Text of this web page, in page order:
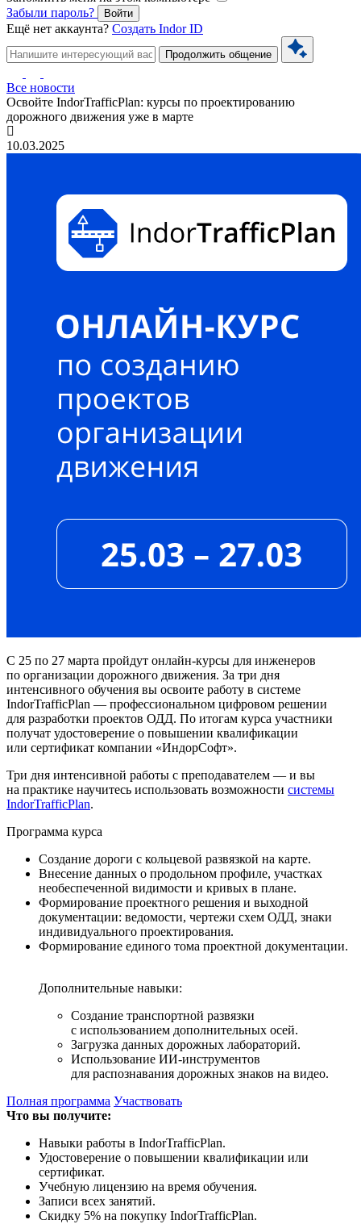
Забыли пароль?
Войти
Ещё нет аккаунта? Создать Indor ID
Продолжить общение
Все новости
Освойте IndorTrafficPlan: курсы по проектированию
дорожного движения уже в марте
10.03.2025
С 25 по 27 марта пройдут онлайн-курсы для инженеров
по организации дорожного движения. За три дня
интенсивного обучения вы освоите работу в системе
IndorTrafficPlan — профессиональном цифровом решении
для разработки проектов ОДД. По итогам курса участники
получат удостоверение о повышении квалификации
или сертификат компании «ИндорСофт».
Три дня интенсивной работы с преподавателем — и вы
на практике научитесь использовать возможности системы
IndorTrafficPlan.
Программа курса
Создание дороги с кольцевой развязкой на карте.
Внесение данных о продольном профиле, участках
необеспеченной видимости и кривых в плане.
Формирование проектного решения и выходной
документации: ведомости, чертежи схем ОДД, знаки
индивидуального проектирования.
Формирование единого тома проектной документации.
Дополнительные навыки:
Создание транспортной развязки
с использованием дополнительных осей.
Загрузка данных дорожных лабораторий.
Использование ИИ-инструментов
для распознавания дорожных знаков на видео.
Полная программа Участвовать
Что вы получите:
Навыки работы в IndorTrafficPlan.
Удостоверение о повышении квалификации или
сертификат.
Учебную лицензию на время обучения.
Записи всех занятий.
Скидку 5% на покупку IndorTrafficPlan.